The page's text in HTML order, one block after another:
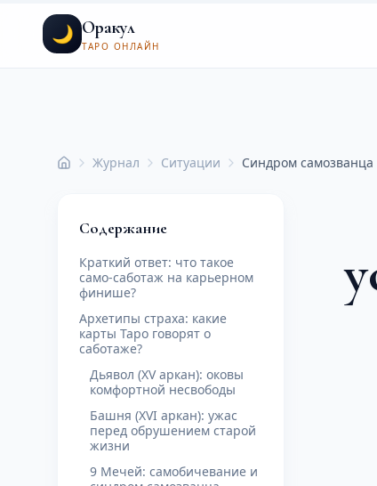
🌙 Оракул
ТАРО ОНЛАЙН
ГлавнаяЖурнал Ситуации Синдром самозванца
Содержание
Краткий ответ: что такое
само-саботаж на карьерном
финише?
Архетипы страха: какие
карты Таро говорят о
саботаже?
Дьявол (XV аркан): оковы
комфортной несвободы
Башня (XVI аркан): ужас
перед обрушением старой
жизни
9 Мечей: самобичевание и